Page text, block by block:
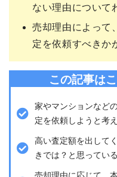
ない理由について
売却理由によって
定を依頼すべきか
この記事は
家やマンションなど
定を依頼しようと考
高い査定額を出して
きでは？と思ってい